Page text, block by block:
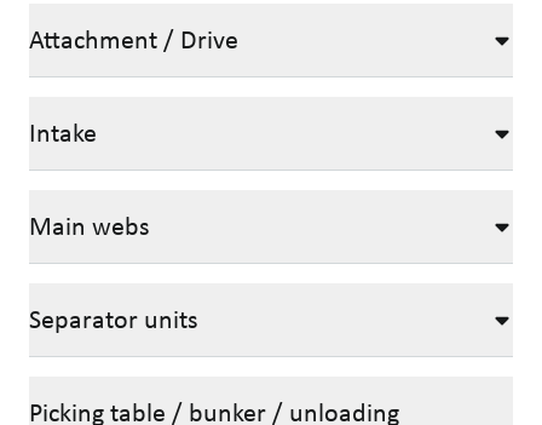
Attachment / Drive
Intake
Main webs
Separator units
Picking table / bunker / unloading